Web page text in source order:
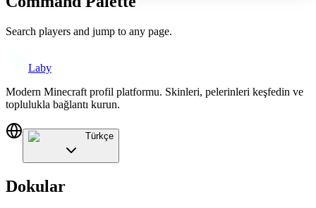
Search players and jump to any page.
Laby
Modern Minecraft profil platformu. Skinleri, pelerinleri keşfedin ve
toplulukla bağlantı kurun.
Türkçe
Dokular